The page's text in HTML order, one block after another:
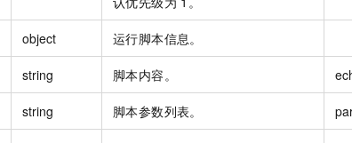
object 运行脚本信息。
string 脚本内容。
string 脚本参数列表。